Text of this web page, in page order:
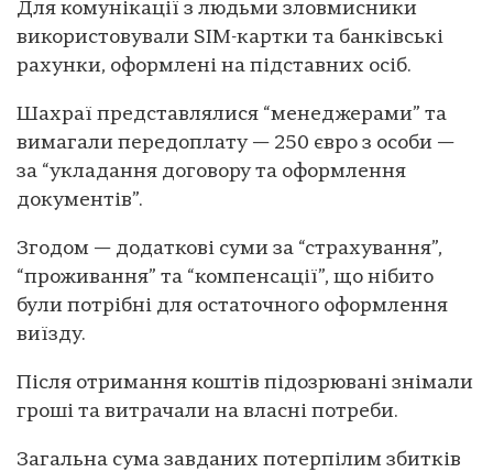
Для комунікації з людьми зловмисники
використовували SIM-картки та банківські
рахунки, оформлені на підставних осіб.
Шахраї представлялися “менеджерами” та
вимагали передоплату — 250 євро з особи —
за “укладання договору та оформлення
документів”.
Згодом — додаткові суми за “страхування”,
“проживання” та “компенсації”, що нібито
були потрібні для остаточного оформлення
виїзду.
Після отримання коштів підозрювані знімали
гроші та витрачали на власні потреби.
Загальна сума завданих потерпілим збитків